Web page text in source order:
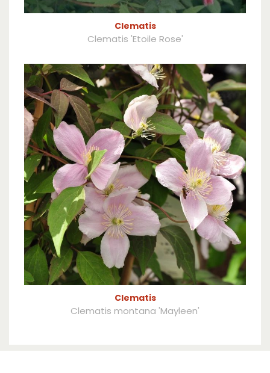
Clematis
Clematis 'Etoile Rose'
Clematis
Clematis montana 'Mayleen'